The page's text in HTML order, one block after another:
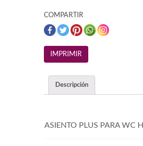
COMPARTIR
Descripción
ASIENTO PLUS PARA WC